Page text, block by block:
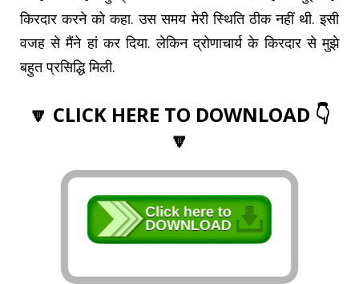
किरदार करने को कहा. उस समय मेरी स्थिति ठीक नहीं थी. इसी
वजह से मैंने हां कर दिया. लेकिन द्रोणाचार्य के किरदार से मुझे
बहुत प्रसिद्धि मिली.
🔽 CLICK HERE TO DOWNLOAD 👇
🔽